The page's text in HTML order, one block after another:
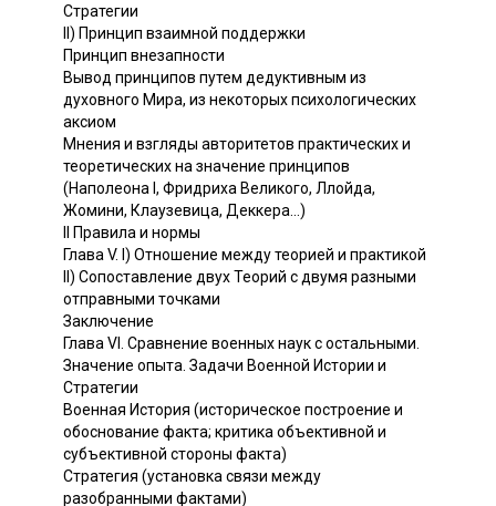
Стратегии
II) Принцип взаимной поддержки
Принцип внезапности
Вывод принципов путем дедуктивным из
духовного Mира, из некоторых психологических
аксиом
Мнения и взгляды авторитетов практических и
теоретических на значение принципов
(Наполеона I, Фридриха Великого, Ллойда,
Жомини, Клаузевица, Деккера...)
II Правила и нормы
Глава V. I) Отношение между теорией и практикой
II) Сопоставление двух Теорий с двумя разными
отправными точками
Заключение
Глава VI. Сравнение военных наук с остальными.
Значение опыта. Задачи Военной Истории и
Стратегии
Военная История (историческое построение и
обоснование факта; критика объективной и
субъективной стороны факта)
Стратегия (установка связи между
разобранными фактами)